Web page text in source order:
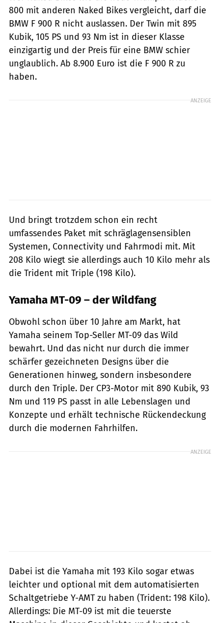
800 mit anderen Naked Bikes vergleicht, darf die
BMW F 900 R nicht auslassen. Der Twin mit 895
Kubik, 105 PS und 93 Nm ist in dieser Klasse
einzigartig und der Preis für eine BMW schier
unglaublich. Ab 8.900 Euro ist die F 900 R zu
haben.
ANZEIGE
Und bringt trotzdem schon ein recht
umfassendes Paket mit schräglagensensiblen
Systemen, Connectivity und Fahrmodi mit. Mit
208 Kilo wiegt sie allerdings auch 10 Kilo mehr als
die Trident mit Triple (198 Kilo).
Yamaha MT-09 – der Wildfang
Obwohl schon über 10 Jahre am Markt, hat
Yamaha seinem Top-Seller MT-09 das Wild
bewahrt. Und das nicht nur durch die immer
schärfer gezeichneten Designs über die
Generationen hinweg, sondern insbesondere
durch den Triple. Der CP3-Motor mit 890 Kubik, 93
Nm und 119 PS passt in alle Lebenslagen und
Konzepte und erhält technische Rückendeckung
durch die modernen Fahrhilfen.
ANZEIGE
Dabei ist die Yamaha mit 193 Kilo sogar etwas
leichter und optional mit dem automatisierten
Schaltgetriebe Y-AMT zu haben (Trident: 198 Kilo).
Allerdings: Die MT-09 ist mit die teuerste